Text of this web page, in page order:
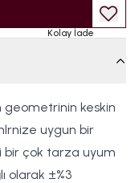
Kolay İade
geometrinin keskin
uygun bir
bir çok tarza uyum
olarak ±%3